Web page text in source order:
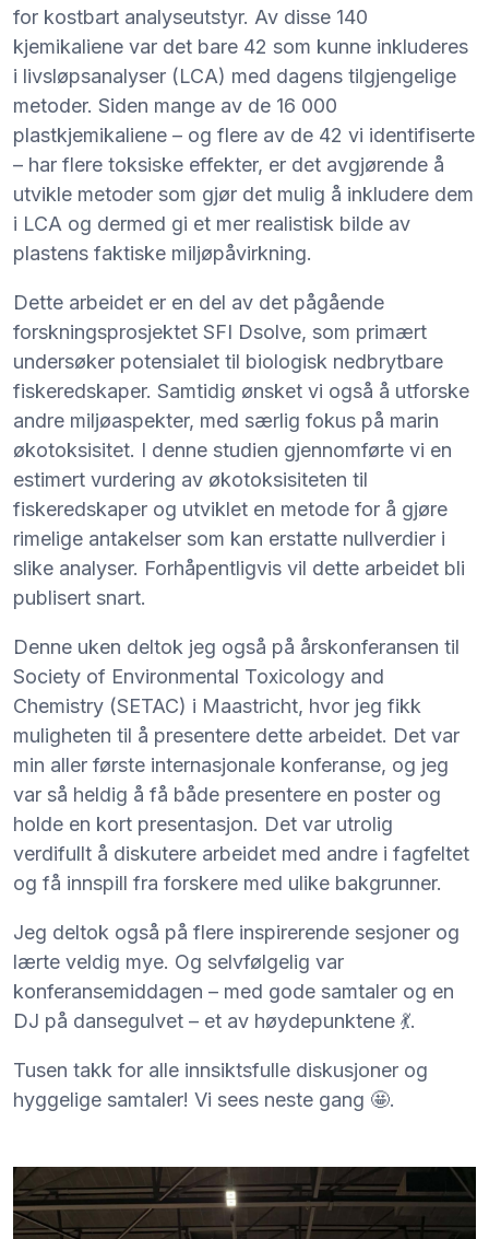
for kostbart analyseutstyr. Av disse 140
kjemikaliene var det bare 42 som kunne inkluderes
i livsløpsanalyser (LCA) med dagens tilgjengelige
metoder. Siden mange av de 16 000
plastkjemikaliene – og flere av de 42 vi identifiserte
– har flere toksiske effekter, er det avgjørende å
utvikle metoder som gjør det mulig å inkludere dem
i LCA og dermed gi et mer realistisk bilde av
plastens faktiske miljøpåvirkning.
Dette arbeidet er en del av det pågående
forskningsprosjektet SFI Dsolve, som primært
undersøker potensialet til biologisk nedbrytbare
fiskeredskaper. Samtidig ønsket vi også å utforske
andre miljøaspekter, med særlig fokus på marin
økotoksisitet. I denne studien gjennomførte vi en
estimert vurdering av økotoksisiteten til
fiskeredskaper og utviklet en metode for å gjøre
rimelige antakelser som kan erstatte nullverdier i
slike analyser. Forhåpentligvis vil dette arbeidet bli
publisert snart.
Denne uken deltok jeg også på årskonferansen til
Society of Environmental Toxicology and
Chemistry (SETAC) i Maastricht, hvor jeg fikk
muligheten til å presentere dette arbeidet. Det var
min aller første internasjonale konferanse, og jeg
var så heldig å få både presentere en poster og
holde en kort presentasjon. Det var utrolig
verdifullt å diskutere arbeidet med andre i fagfeltet
og få innspill fra forskere med ulike bakgrunner.
Jeg deltok også på flere inspirerende sesjoner og
lærte veldig mye. Og selvfølgelig var
konferansemiddagen – med gode samtaler og en
DJ på dansegulvet – et av høydepunktene 💃.
Tusen takk for alle innsiktsfulle diskusjoner og
hyggelige samtaler! Vi sees neste gang 🤩.